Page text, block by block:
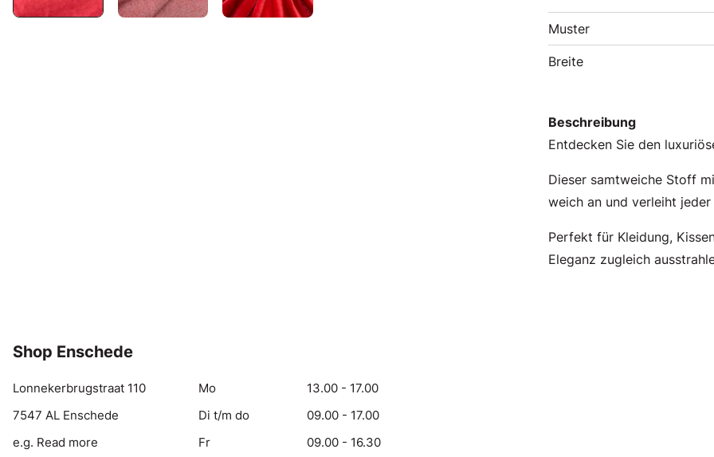
Muster
Breite
Beschreibung
Entdecken Sie den
Dieser samtweiche Stoff
weich an und verleiht
Perfekt für Kleidung,
Eleganz zugleich
Shop Enschede
Lonnekerbrugstraat 110
7547 AL Enschede
e.g. Read more
Mo
13.00 - 17.00
Di t/m do
09.00 - 17.00
Fr
09.00 - 16.30